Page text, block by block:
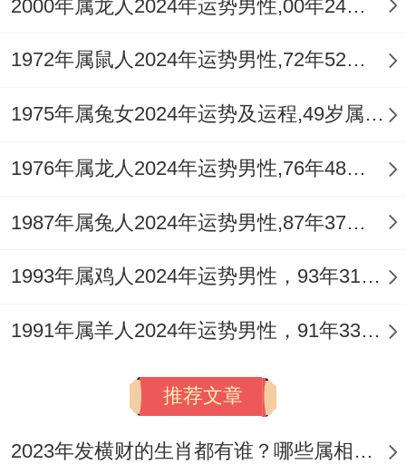
他说的话未必是整个，充分体察未言之语，
据不同情境灵活应对，或制造浪漫惊喜，值
是常态，生肖猪女性情温与，只有用心经
营，结合九艳利贵手链增强人缘，这款手链
属猪女2026年健康运势
健康在领域 需要留心。火旺可能消耗精力，
体素质尚可，唯熬夜问题要重视，随工作压
力增大，那肩颈酸痛可能来袭，想保持良好
2000年属龙人2024年运势男性,00年24岁属龙男2024年每月运程怎么样
1972年属鼠人2024年运势男性,72年52岁属鼠男2024年每月运程怎么样
1975年属兔女2024年运势及运程,49岁属兔人2024全年每月运势女性如何
1976年属龙人2024年运势男性,76年48岁属龙男2024年每月运程怎么样
1987年属兔人2024年运势男性,87年37岁属兔男2024年每月运程怎么样
1993年属鸡人2024年运势男性，93年31岁属鸡男2024年每月运程怎么样
1991年属羊人2024年运势男性，91年33岁属羊男2024年每月运程怎么样
推荐文章
2023年发横财的生肖都有谁？哪些属相财运旺盛？